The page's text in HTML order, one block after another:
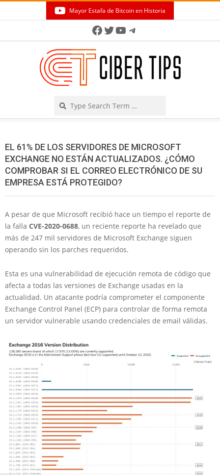
Mayor Estafa de Bitcoin en Historia
Facebook
Twitter
YouTube
Telegram
EL 61% DE LOS SERVIDORES DE MICROSOFT
EXCHANGE NO ESTÁN ACTUALIZADOS. ¿CÓMO
COMPROBAR SI EL CORREO ELECTRÓNICO DE SU
EMPRESA ESTÁ PROTEGIDO?
A pesar de que Microsoft recibió hace un tiempo el reporte de
la falla CVE-2020-0688, un reciente reporte ha revelado que
más de 247 mil servidores de Microsoft Exchange siguen
operando sin los parches requeridos.
Esta es una vulnerabilidad de ejecución remota de código que
afecta a todas las versiones de Exchange usadas en la
actualidad. Un atacante podría comprometer el componente
Exchange Control Panel (ECP) para controlar de forma remota
un servidor vulnerable usando credenciales de email válidas.